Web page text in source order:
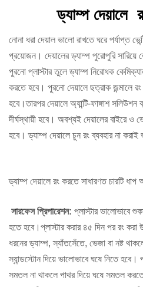
ড্যাম্প দেয়ালে
নোনা ধরা দেয়াল ভালো রাখতে ঘরে পর্যাপ্ত
প্রয়োজন। দেয়ালের ড্যাম্প পুরোপুরি সারিয়ে
পুরনো প্লাস্টার তুলে ড্যাম্প নিরোধক
করতে হবে। পুরনো দেয়ালে ছত্রাক জন্মালে
হবে।তারপর দেয়ালে অ্যান্টি-ফাঙ্গাশ
দীর্ঘস্থায়ী হবে। অবশ্যই দেয়ালের বাইরে ও
হবে। ড্যাম্প দেয়ালে চুন রং ব্যবহার না
ড্যাম্প দেয়ালে রং করতে সাধারণত চারটি
সারফেস প্রিপারেশন: প্লাস্টার ভালোভাবে
হতে হবে।প্লাস্টার করার ৪৫ দিন পর রং
ধরনের ড্যাম্প, স্যাঁতসেঁতে, ভেজা বা নষ্ট
স্যান্ডস্টোন দিয়ে ভালোভাবে ঘষে নিতে
সমতল না থাকলে পাথর দিয়ে ঘষে সমতল